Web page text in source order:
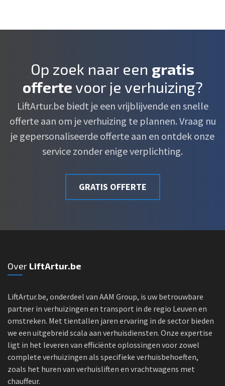
Op zoek naar een gratis
offertevoor je verhuizing?
LiftArtur.be biedt je een vrijblijvende en snelle
offerte aan om je verhuizing te plannen. Vraag nu
je gepersonaliseerde offerte aan en ontdek onze
service zonder enige verplichting.
GRATIS OFFERTE
Over LiftArtur.be
LiftArtur.be, onderdeel van AAM Group, is uw betrouwbare
partner in verhuizingen en transport in de regio Leuven en
omstreken. Met tientallen jaren ervaring in de sector bieden
we een uitgebreid scala aan verhuisdiensten. Onze expertise
ligt in het leveren van efficiënte oplossingen voor zowel
complete verhuizingen als specifieke verhuisbehoeften,
zoals het huren van verhuisliften en vrachtwagens met
chauffeur.